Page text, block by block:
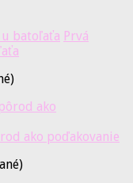
Prvá
ako poďakovanie